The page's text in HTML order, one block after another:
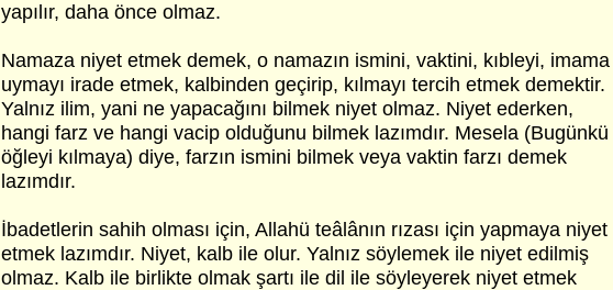
yapılır, daha önce olmaz.
Namaza niyet etmek demek, o namazın ismini, vaktini, kıbleyi, imama
uymayı irade etmek, kalbinden geçirip, kılmayı tercih etmek demektir.
Yalnız ilim, yani ne yapacağını bilmek niyet olmaz. Niyet ederken,
hangi farz ve hangi vacip olduğunu bilmek lazımdır. Mesela (Bugünkü
öğleyi kılmaya) diye, farzın ismini bilmek veya vaktin farzı demek
lazımdır.
İbadetlerin sahih olması için, Allahü teâlânın rızası için yapmaya niyet
etmek lazımdır. Niyet, kalb ile olur. Yalnız söylemek ile niyet edilmiş
olmaz. Kalb ile birlikte olmak şartı ile dil ile söyleyerek niyet etmek